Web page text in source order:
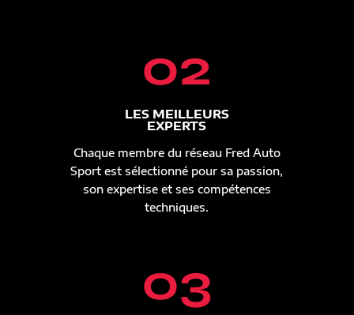
02
LES MEILLEURS
EXPERTS
Chaque membre du réseau Fred Auto
Sport est sélectionné pour sa passion,
son expertise et ses compétences
techniques.
03